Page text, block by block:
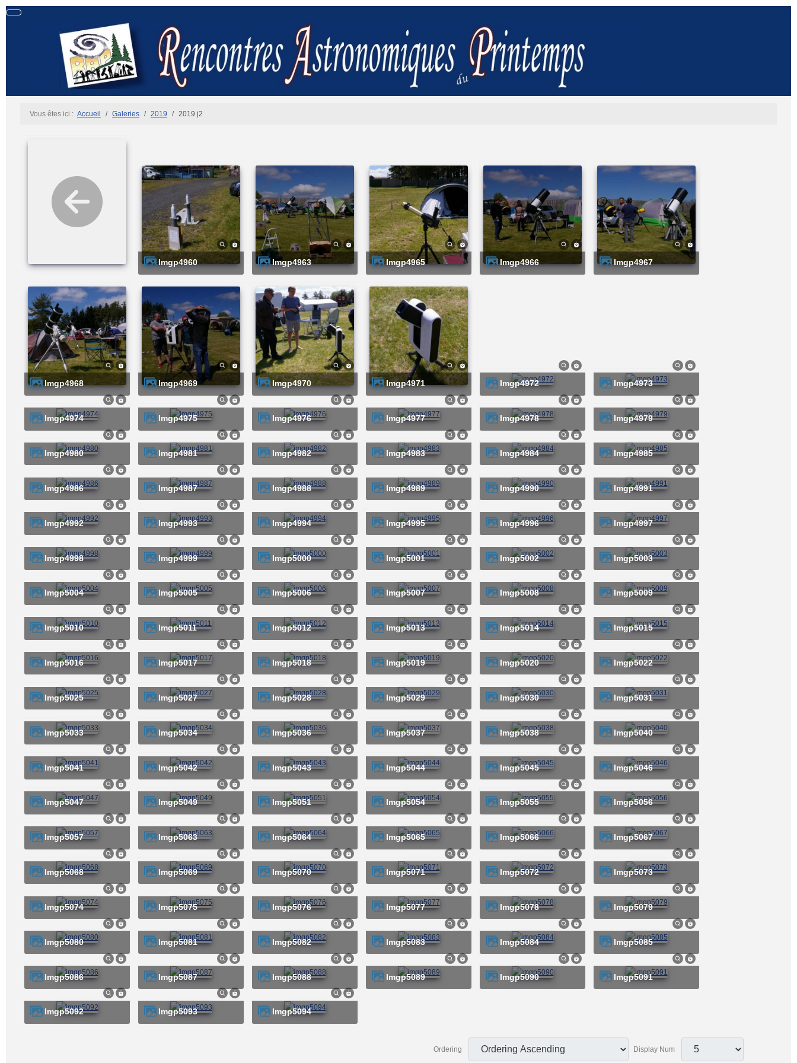
Vous êtes ici : Accueil Galeries 2019 2019 j2
imgp4960 imgp4963 imgp4965 imgp4966 imgp4967
imgp4968 imgp4969 imgp4970 imgp4971 imgp4972 imgp4973
imgp4974 imgp4975 imgp4976 imgp4977 imgp4978 imgp4979
imgp4980 imgp4981 imgp4982 imgp4983 imgp4984 imgp4985
imgp4986 imgp4987 imgp4988 imgp4989 imgp4990 imgp4991
imgp4992 imgp4993 imgp4994 imgp4995 imgp4996 imgp4997
imgp4998 imgp4999 imgp5000 imgp5001 imgp5002 imgp5003
imgp5004 imgp5005 imgp5006 imgp5007 imgp5008 imgp5009
imgp5010 imgp5011 imgp5012 imgp5013 imgp5014 imgp5015
imgp5016 imgp5017 imgp5018 imgp5019 imgp5020 imgp5022
imgp5025 imgp5027 imgp5028 imgp5029 imgp5030 imgp5031
imgp5033 imgp5034 imgp5036 imgp5037 imgp5038 imgp5040
imgp5041 imgp5042 imgp5043 imgp5044 imgp5045 imgp5046
imgp5047 imgp5049 imgp5051 imgp5054 imgp5055 imgp5056
imgp5057 imgp5063 imgp5064 imgp5065 imgp5066 imgp5067
imgp5068 imgp5069 imgp5070 imgp5071 imgp5072 imgp5073
imgp5074 imgp5075 imgp5076 imgp5077 imgp5078 imgp5079
imgp5080 imgp5081 imgp5082 imgp5083 imgp5084 imgp5085
imgp5086 imgp5087 imgp5088 imgp5089 imgp5090 imgp5091
imgp5092 imgp5093 imgp5094
Ordering Display Num